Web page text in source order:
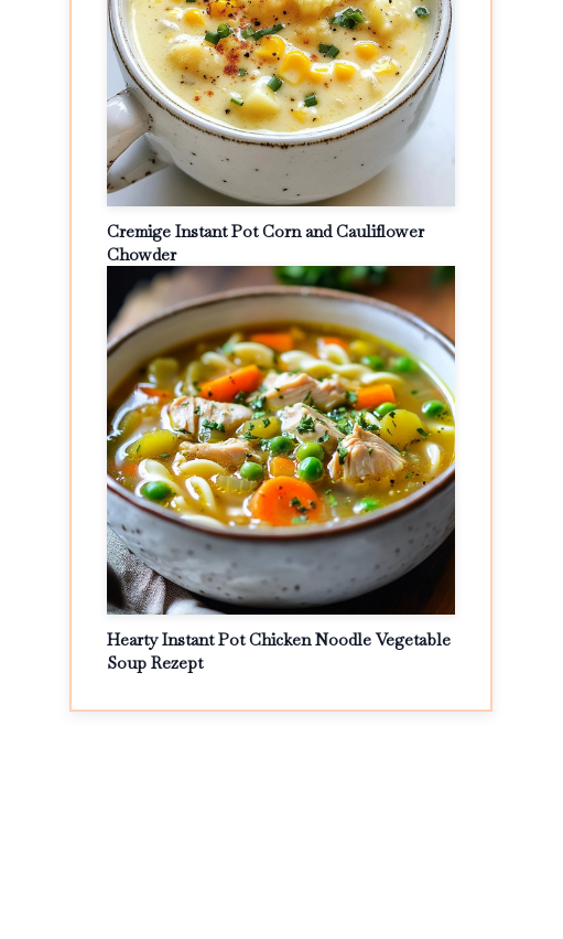
Cremige Instant Pot Corn and Cauliflower
Chowder
Hearty Instant Pot Chicken Noodle Vegetable
Soup Rezept